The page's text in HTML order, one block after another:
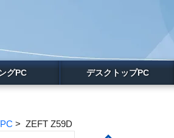
グPC デスクトップPC
> ZEFT Z59D